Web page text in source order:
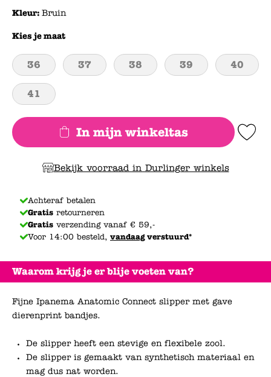
Waarom krijg je er blije voeten van?
Fijne Ipanema Anatomic Connect slipper met gave
dierenprint bandjes.
De slipper heeft een stevige en flexibele zool.
De slipper is gemaakt van synthetisch materiaal en
mag dus nat worden.
Kleur: Bruin
Kies je maat
36 37 38 39 40
41
In mijn winkeltas Add to
Bekijk voorraad in Durlinger winkels
Achteraf betalen
Gratis retourneren
Gratis verzending vanaf € 59,-
Voor 14:00 besteld, vandaagverstuurd*